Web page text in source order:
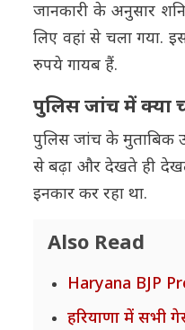
जानकारी के अनुसार
लिए वहां से चला गया.
रुपये गायब हैं.
पुलिस जांच में क्या
पुलिस जांच के मुताबिक
से बढ़ा और देखते ही
इनकार कर रहा था.
Also Read
Haryana BJP
हरियाणा में सभी